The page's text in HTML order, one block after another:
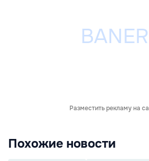
Разместить рекламу на
Похожие новости